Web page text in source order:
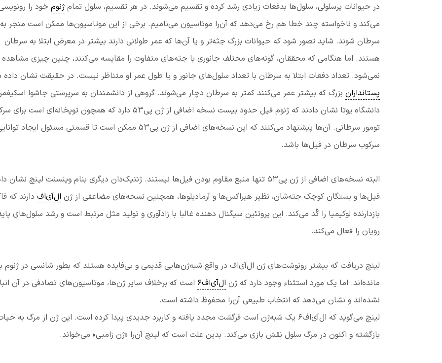
در حیوانات پرسلولی، سلول‌ها بدفعات زیادی رشد کرده و تقسیم می‌شوند. در هر تقسیم، سلول تمام ژنوم خود را
می‌کند و ناخواسته چند خطا هم رخ می‌دهد که آن‌را موتاسیون می‌نامیم. برخی از این موتاسیون‌ها ممکن است منجر به
سرطان شوند. شاید تصور شود که حیوانات بزرگ جثه‌تر و یا آن‌ها که عمر طولانی دارند بیشتر در معرض ابتلا به سرطان
هستند. اما هنگامی که محققان، گونه‌های مختلف جانوری با جثه‌های متفاوت را مقایسه می‌کنند، چنین چیزی مشاهده
نمی‌شود. تعداد دفعات ابتلا به سرطان با تعداد سلول‌های جانور و یا طول عمر او متناظر نیست. در حقیقت نشان
پستانداران بزرگ که بیشتر عمر می‌کنند کمتر به سرطان دچار می‌شوند. گروهی از دانشمندان به سرپرستی جاشوا
دانشگاه یوتا نشان دادند که ژنوم فیل حدود بیست نسخه اضافی از ژن پی۵۳ دارد که همچون توپخانه‌ای است
تومور سرطانی. آن‌ها پیشنهاد می‌کنند که این نسخه‌های اضافی از ژن پی۵۳ ممکن است تا قسمتی مسئول ایجاد
سرکوب سرطان در فیل‌ها باشد.
البته نسخه‌های اضافی از ژن پی۵۳ تنها منبع مقاوم بودن فیل‌ها نیستند. ژنتیک‌دان دیگری بنام وینسنت لینچ نشان
فیل‌ها و بستگان کوچک جثه‌شان، نظیر هیراکس‌ها و آرمادیلوها، همچنین نسخه‌های مضاعفی از ژن ال‌آی‌اف دارند که
بازدارنده لوکیمیا را کُد می‌کند. این پروتئین سیگنال دهنده غالبا با زادآوری و تولید مثل مرتبط است و رشد سلول‌های
رویان را فعال می‌کند.
لینچ دریافت که بیشتر رونوشت‌های ژن ال‌آی‌اف در واقع شبه‌ژن‌هایی قدیمی و بی‌فایده هستند که بطور شانسی در ژنوم
مانده‌اند. اما یک مورد استثناء وجود دارد که ژن ال‌آی‌اف۶
است که برخلاف سایر ژن‌ها، موتاسیون‌های تصادفی در آن
نشده‌اند و نشان می‌دهد که انتخاب طبیعی آن‌را محفوظ داشته است.
لینچ می‌گوید که ال‌آی‌اف۶ یک شبه‌ژن است فرگشت مجدد یافته و کاربرد جدیدی پیدا کرده است. این ژن از مرگ به
بازگشته و اکنون در مرگ سلول نقش بازی می‌کند. بدین علت است که لینچ آن‌را «ژن زامبی» می‌خواند.